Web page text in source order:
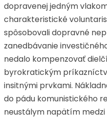
dopravenej jedným
charakteristické
spôsobovali dopravné
zanedbávanie
nedalo kompenzovať
byrokratickým
insitnými prvkami.
do pádu komunistického
neustálym napätím